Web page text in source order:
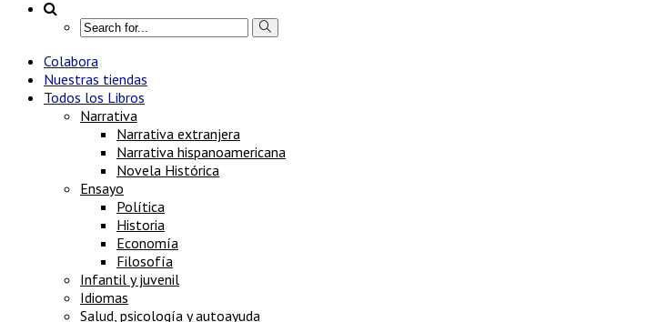
Colabora
Nuestras tiendas
Todos los Libros
Narrativa
Narrativa extranjera
Narrativa hispanoamericana
Novela Histórica
Ensayo
Política
Historia
Economía
Filosofía
Infantil y juvenil
Idiomas
Salud, psicología y autoayuda